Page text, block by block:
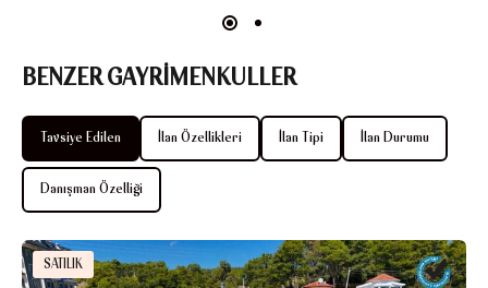
BENZER GAYRİMENKULLER
Tavsiye Edilen İlan Özellikleri İlan Tipi İlan Durumu
Danışman Özelliği
SATILIK